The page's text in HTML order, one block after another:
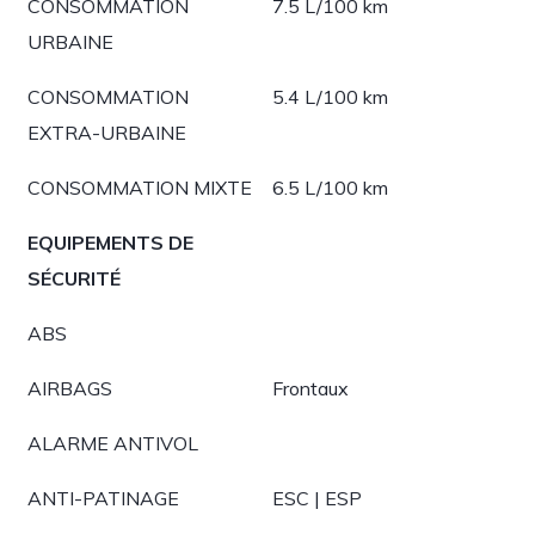
CONSOMMATION
URBAINE
7.5 L/100 km
CONSOMMATION
EXTRA-URBAINE
5.4 L/100 km
CONSOMMATION MIXTE 6.5 L/100 km
EQUIPEMENTS DE
SÉCURITÉ
ABS
AIRBAGS Frontaux
ALARME ANTIVOL
ANTI-PATINAGE ESC | ESP